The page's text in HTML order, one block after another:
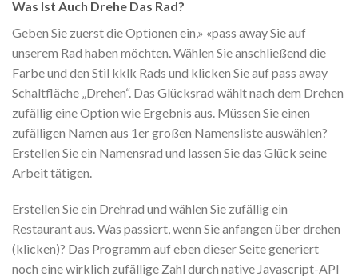
Was Ist Auch Drehe Das Rad?
Geben Sie zuerst die Optionen ein,» «pass away Sie auf
unserem Rad haben möchten. Wählen Sie anschließend die
Farbe und den Stil kklk Rads und klicken Sie auf pass away
Schaltfläche „Drehen“. Das Glücksrad wählt nach dem Drehen
zufällig eine Option wie Ergebnis aus. Müssen Sie einen
zufälligen Namen aus 1er großen Namensliste auswählen?
Erstellen Sie ein Namensrad und lassen Sie das Glück seine
Arbeit tätigen.
Erstellen Sie ein Drehrad und wählen Sie zufällig ein
Restaurant aus. Was passiert, wenn Sie anfangen über drehen
(klicken)? Das Programm auf eben dieser Seite generiert
noch eine wirklich zufällige Zahl durch native Javascript-API